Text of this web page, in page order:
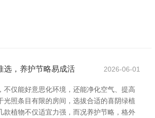
选，养护节略易成活 2026-06-01
不仅能好意思化环境，还能净化空气、提高
光照条目有限的房间，选拔合适的喜阴绿植
款植物不仅适宜力强，而况养护节略，格外